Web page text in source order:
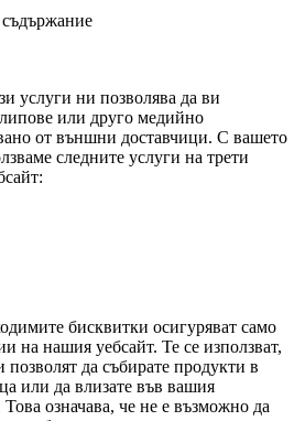
услуги ни позволява да ви
или друго медийно
от външни доставчици. С вашето
следните услуги на трети
бисквитки осигуряват само
на нашия уебсайт. Те се използват,
позволят да събирате продукти в
или да влизате във вашия
Това означава, че не е възможно да